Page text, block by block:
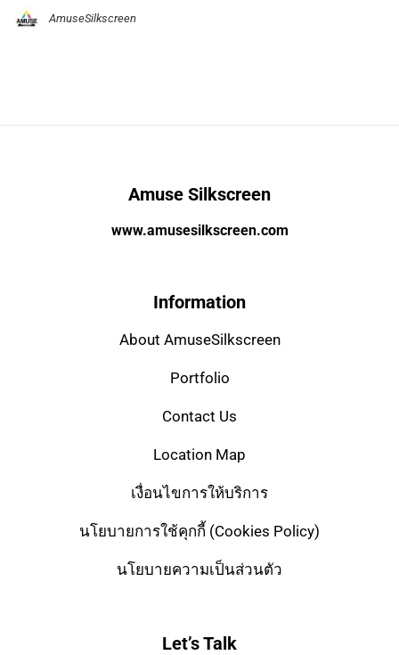
AmuseSilkscreen
Amuse Silkscreen
www.amusesilkscreen.com
Information
About AmuseSilkscreen
Portfolio
Contact Us
Location Map
เงื่อนไขการให้บริการ
นโยบายการใช้คุกกี้ (Cookies Policy)
นโยบายความเป็นส่วนตัว
Let’s Talk